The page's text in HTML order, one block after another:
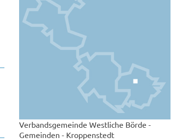
Verbandsgemeinde Westliche Börde -
Gemeinden - Kroppenstedt